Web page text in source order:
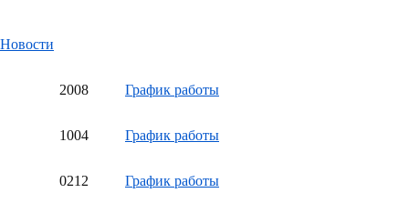
Новости
2008 График работы
1004 График работы
0212 График работы